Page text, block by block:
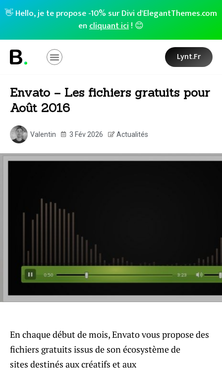
👋 Hello, je te propose -10% sur Divi d'ElegantThemes.com
encliquant ici! 😊
Lynt.fr
Envato – Les fichiers gratuits pour
Août 2016
Valentin 3 Fév 2026 Actualités
En chaque début de mois, Envato vous propose des
fichiers gratuits issus de son écosystème de
sites destinés aux créatifs et aux